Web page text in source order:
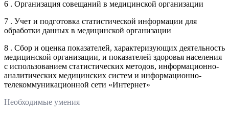
6 . Организация совещаний в медицинской организации
7 . Учет и подготовка статистической информации для
обработки данных в медицинской организации
8 . Сбор и оценка показателей, характеризующих деятельность
медицинской организации, и показателей здоровья населения
с использованием статистических методов, информационно-
аналитических медицинских систем и информационно-
телекоммуникационной сети «Интернет»
Необходимые умения